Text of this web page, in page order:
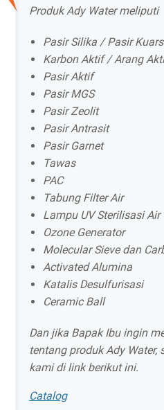
Produk Ady Water meliputi
Pasir Silika / Pasir
Karbon Aktif / Arang
Pasir Aktif
Pasir MGS
Pasir Zeolit
Pasir Antrasit
Pasir Garnet
Tawas
PAC
Tabung Filter Air
Lampu UV Sterilisasi Air
Ozone Generator
Molecular Sieve dan
Activated Alumina
Katalis Desulfurisasi
Ceramic Ball
Dan jika Bapak Ibu ingin
tentang produk Ady Water,
kami di link berikut ini.
Catalog